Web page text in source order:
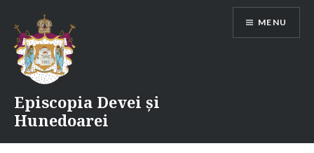
content
Episcopia Devei și
Hunedoarei
MENU